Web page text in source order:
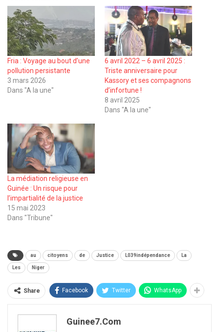
Fria : Voyage au bout d’une
pollution persistante
3 mars 2026
Dans "A la une"
6 avril 2022 – 6 avril 2025 :
Triste anniversaire pour
Kassory et ses compagnons
d’infortune !
8 avril 2025
Dans "A la une"
La médiation religieuse en
Guinée : Un risque pour
l’impartialité de la justice
15 mai 2023
Dans "Tribune"
au citoyens de Justice L039indépendance La
Les Niger
Share Facebook Twitter WhatsApp
Guinee7.com